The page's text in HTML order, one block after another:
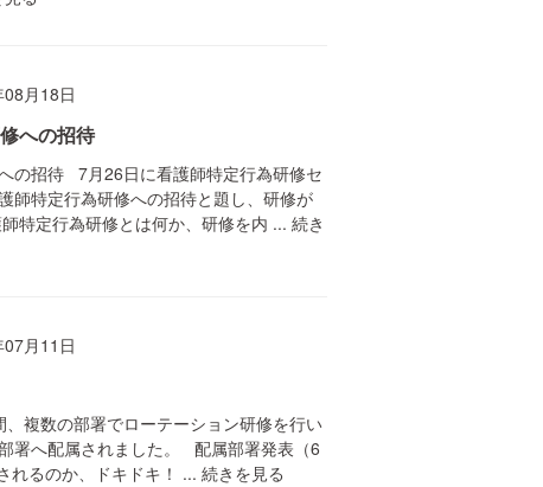
月18日
への招待
の招待 7月26日に看護師特定行為研修セ
師特定行為研修への招待と題し、研修が
特定行為研修とは何か、研修を内 ... 続き
月11日
複数の部署でローテーション研修を行い
署へ配属されました。 配属部署発表（6
れるのか、ドキドキ！ ... 続きを見る